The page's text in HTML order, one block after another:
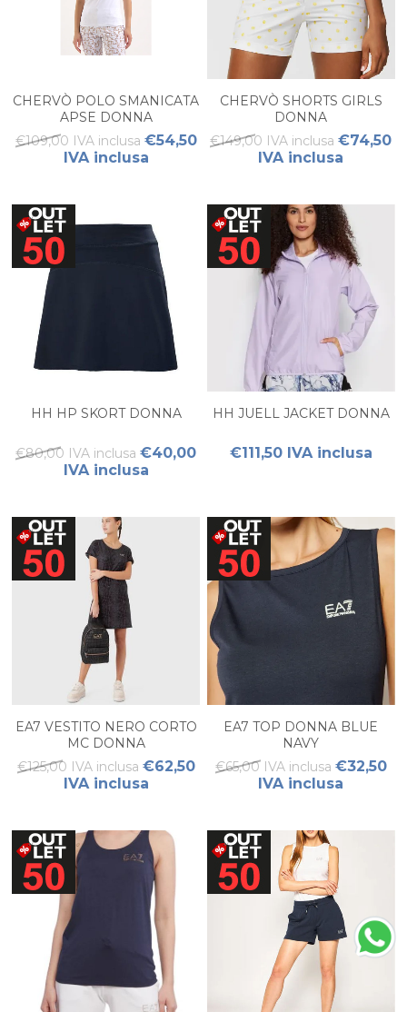
CHERVÒ POLO SMANICATA
APSE DONNA
€109,00 IVA inclusa €54,50
IVA inclusa
CHERVÒ SHORTS GIRLS
DONNA
€149,00 IVA inclusa €74,50
IVA inclusa
HH HP SKORT DONNA
€80,00 IVA inclusa €40,00
IVA inclusa
HH JUELL JACKET DONNA
€111,50 IVA inclusa
EA7 VESTITO NERO CORTO
MC DONNA
€125,00 IVA inclusa €62,50
IVA inclusa
EA7 TOP DONNA BLUE
NAVY
€65,00 IVA inclusa €32,50
IVA inclusa